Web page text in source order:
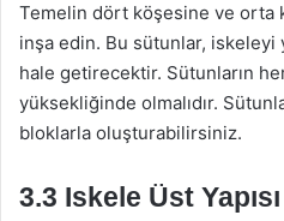
Temelin dört köşesine ve orta
inşa edin. Bu sütunlar, iskeleyi
hale getirecektir. Sütunların
yüksekliğinde olmalıdır.
bloklarla oluşturabilirsiniz.
3.3 Iskele Üst Yapısı